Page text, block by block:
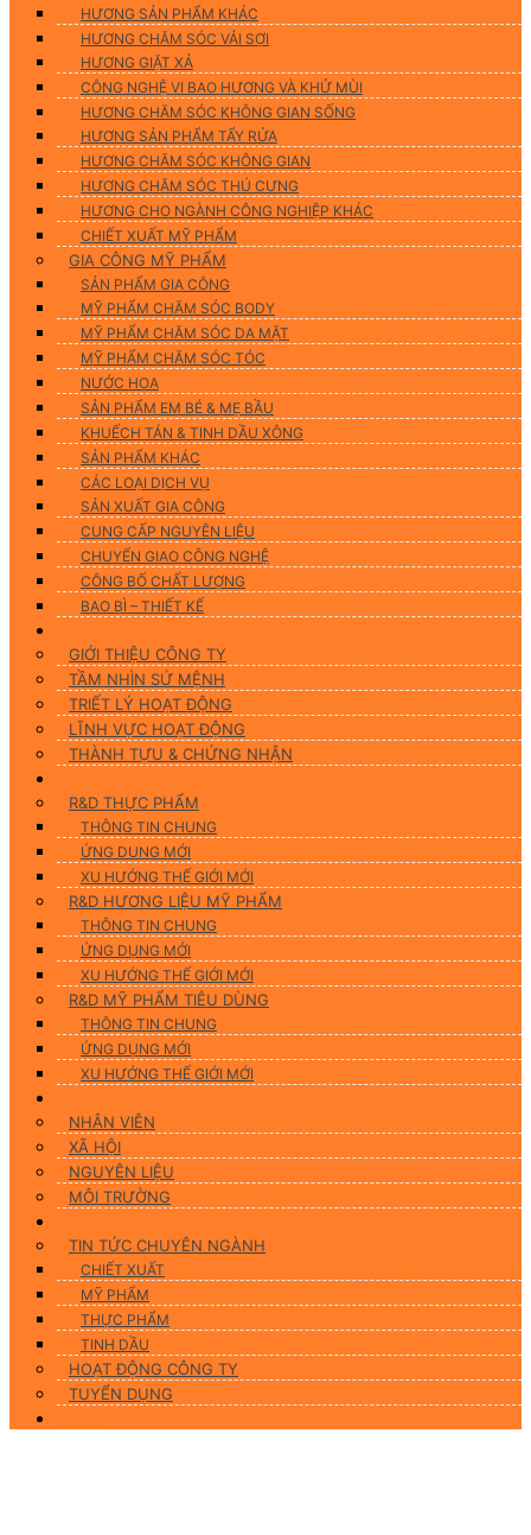
HƯƠNG SẢN PHẨM KHÁC
HƯƠNG CHĂM SÓC VẢI SỢI
HƯƠNG GIẶT XẢ
CÔNG NGHỆ VI BAO HƯƠNG VÀ KHỬ MÙI
HƯƠNG CHĂM SÓC KHÔNG GIAN SỐNG
HƯƠNG SẢN PHẨM TẨY RỬA
HƯƠNG CHĂM SÓC KHÔNG GIAN
HƯƠNG CHĂM SÓC THÚ CƯNG
HƯƠNG CHO NGÀNH CÔNG NGHIỆP KHÁC
CHIẾT XUẤT MỸ PHẨM
GIA CÔNG MỸ PHẨM
SẢN PHẨM GIA CÔNG
MỸ PHẨM CHĂM SÓC BODY
MỸ PHẨM CHĂM SÓC DA MẶT
MỸ PHẨM CHĂM SÓC TÓC
NƯỚC HOA
SẢN PHẨM EM BÉ & MẸ BẦU
KHUẾCH TÁN & TINH DẦU XÔNG
SẢN PHẨM KHÁC
CÁC LOẠI DỊCH VỤ
SẢN XUẤT GIA CÔNG
CUNG CẤP NGUYÊN LIỆU
CHUYỂN GIAO CÔNG NGHỆ
CÔNG BỐ CHẤT LƯỢNG
BAO BÌ – THIẾT KẾ
GIỚI THIỆU CÔNG TY
TẦM NHÌN SỨ MỆNH
TRIẾT LÝ HOẠT ĐỘNG
LĨNH VỰC HOẠT ĐỘNG
THÀNH TỰU & CHỨNG NHẬN
R&D THỰC PHẨM
THÔNG TIN CHUNG
ỨNG DUNG MỚI
XU HƯỚNG THẾ GIỚI MỚI
R&D HƯƠNG LIỆU MỸ PHẨM
THÔNG TIN CHUNG
ỨNG DỤNG MỚI
XU HƯỚNG THẾ GIỚI MỚI
R&D MỸ PHẨM TIÊU DÙNG
THÔNG TIN CHUNG
ỨNG DỤNG MỚI
XU HƯỚNG THẾ GIỚI MỚI
NHÂN VIÊN
XÃ HỘI
NGUYÊN LIỆU
MÔI TRƯỜNG
TIN TỨC CHUYÊN NGÀNH
CHIẾT XUẤT
MỸ PHẨM
THỰC PHẨM
TINH DẦU
HOẠT ĐỘNG CÔNG TY
TUYỂN DỤNG